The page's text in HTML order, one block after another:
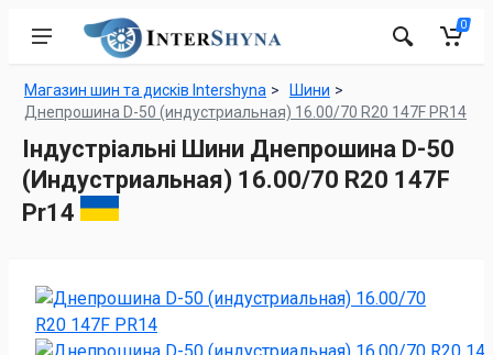
0
Магазин шин та дисків Intershyna
Шини
Днепрошина D-50 (индустриальная) 16.00/70 R20 147F PR14
Індустріальні Шини Днепрошина D-50
(Индустриальная) 16.00/70 R20 147F
Pr14